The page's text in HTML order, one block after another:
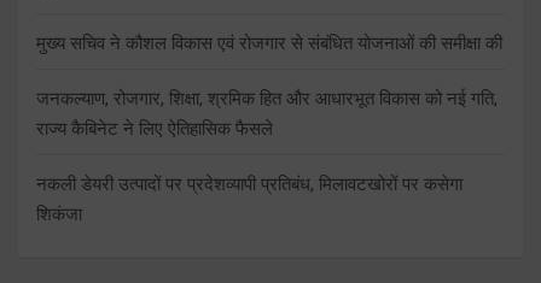
मुख्य सचिव ने कौशल विकास एवं रोजगार से संबंधित योजनाओं की समीक्षा की
जनकल्याण, रोजगार, शिक्षा, श्रमिक हित और आधारभूत विकास को नई गति,
राज्य कैबिनेट ने लिए ऐतिहासिक फैसले
नकली डेयरी उत्पादों पर प्रदेशव्यापी प्रतिबंध, मिलावटखोरों पर कसेगा
शिकंजा